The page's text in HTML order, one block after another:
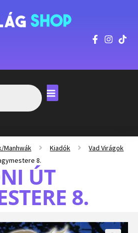
Manhwák Kiadók
Vad Virágok
8.
ÚT
8.